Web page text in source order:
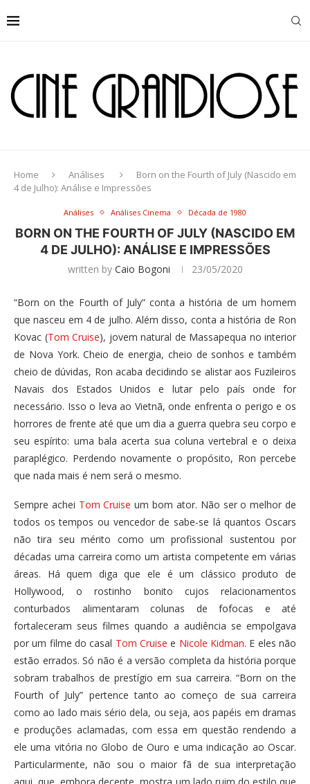
Home Análises
Born on the Fourth of July (Nascido em
4 de Julho): Análise e Impressões
Análises Análises Cinema Década de 1980
BORN ON THE FOURTH OF JULY (NASCIDO EM
4 DE JULHO): ANÁLISE E IMPRESSÕES
written by Caio Bogoni 23/05/2020
“Born on the Fourth of July” conta a história de um homem
que nasceu em 4 de julho. Além disso, conta a história de Ron
Kovac (Tom Cruise), jovem natural de Massapequa no interior
de Nova York. Cheio de energia, cheio de sonhos e também
cheio de dúvidas, Ron acaba decidindo se alistar aos Fuzileiros
Navais dos Estados Unidos e lutar pelo país onde for
necessário. Isso o leva ao Vietnã, onde enfrenta o perigo e os
horrores de frente até que um dia a guerra quebra seu corpo e
seu espírito: uma bala acerta sua coluna vertebral e o deixa
paraplégico. Perdendo novamente o propósito, Ron percebe
que nada mais é nem será o mesmo.
Sempre achei Tom Cruise um bom ator. Não ser o melhor de
todos os tempos ou vencedor de sabe-se lá quantos Oscars
não tira seu mérito como um profissional sustentou por
décadas uma carreira como um artista competente em várias
áreas. Há quem diga que ele é um clássico produto de
Hollywood, o rostinho bonito cujos relacionamentos
conturbados alimentaram colunas de fofocas e até
fortaleceram seus filmes quando a audiência se empolgava
por um filme do casal Tom Cruise e Nicole Kidman. E eles não
estão errados. Só não é a versão completa da história porque
sobram trabalhos de prestígio em sua carreira. “Born on the
Fourth of July” pertence tanto ao começo de sua carreira
como ao lado mais sério dela, ou seja, aos papéis em dramas
e produções aclamadas, com essa em questão rendendo a
ele uma vitória no Globo de Ouro e uma indicação ao Oscar.
Particularmente, não sou o maior fã de sua interpretação